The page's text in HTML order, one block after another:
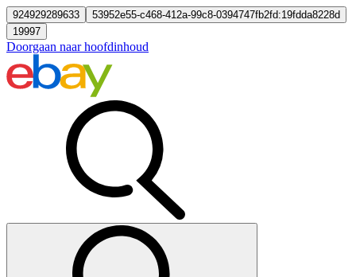
924929289633
53952e55-c468-412a-99c8-0394747fb2fd:19fdda8228d
19997
Doorgaan naar hoofdinhoud